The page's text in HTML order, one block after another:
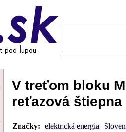
V treťom bloku
reťazová štiepna
Značky: elektrická energia